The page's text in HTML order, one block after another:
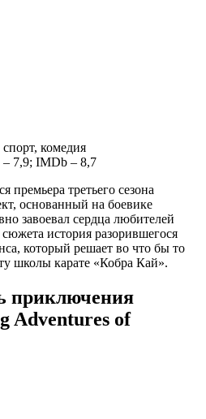
комедия
7,9; IMDb – 8,7
премьера третьего сезона
основанный на боевике
завоевал сердца любителей
история разорившегося
который решает во что бы то
школы карате «Кобра Кай».
приключения
Adventures of